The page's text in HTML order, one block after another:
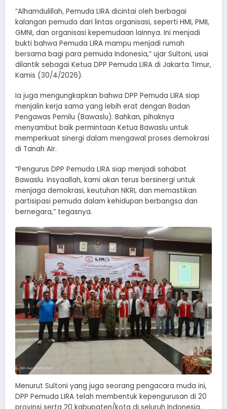
“Alhamdulillah, Pemuda LIRA dicintai oleh berbagai
kalangan pemuda dari lintas organisasi, seperti HMI, PMII,
GMNI, dan organisasi kepemudaan lainnya. Ini menjadi
bukti bahwa Pemuda LIRA mampu menjadi rumah
bersama bagi para pemuda Indonesia,” ujar Sultoni, usai
dilantik sebagai Ketua DPP Pemuda LIRA di Jakarta Timur,
Kamis (30/4/2026).
Ia juga mengungkapkan bahwa DPP Pemuda LIRA siap
menjalin kerja sama yang lebih erat dengan Badan
Pengawas Pemilu (Bawaslu). Bahkan, pihaknya
menyambut baik permintaan Ketua Bawaslu untuk
memperkuat sinergi dalam mengawal proses demokrasi
di Tanah Air.
“Pengurus DPP Pemuda LIRA siap menjadi sahabat
Bawaslu. Insyaallah, kami akan terus bersinergi untuk
menjaga demokrasi, keutuhan NKRI, dan memastikan
partisipasi pemuda dalam kehidupan berbangsa dan
bernegara,” tegasnya.
Menurut Sultoni yang juga seorang pengacara muda ini,
DPP Pemuda LIRA telah membentuk kepengurusan di 20